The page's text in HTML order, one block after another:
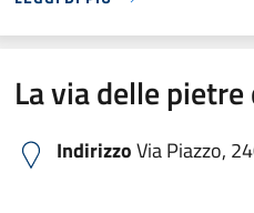
La via delle
IndirizzoVia Piazzo,